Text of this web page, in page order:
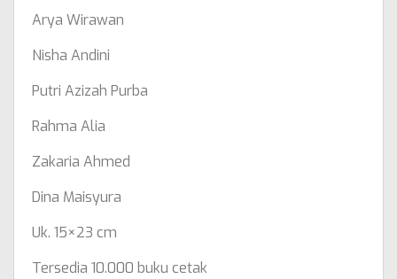
Arya Wirawan
Nisha Andini
Putri Azizah Purba
Rahma Alia
Zakaria Ahmed
Dina Maisyura
Uk. 15×23 cm
Tersedia 10.000 buku cetak